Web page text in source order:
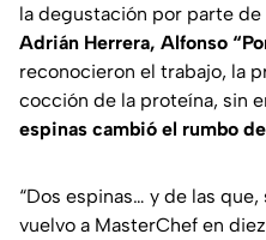
la degustación por parte de
Adrián Herrera, Alfonso
reconocieron el trabajo, la
cocción de la proteína, sin
espinas cambió el rumbo
“Dos espinas… y de las
vuelvo a MasterChef en diez